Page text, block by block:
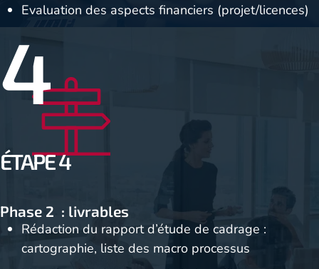
Evaluation des aspects financiers (projet/licences)
4
ÉTAPE 4
Phase 2 : livrables
Rédaction du rapport d’étude de cadrage :
cartographie, liste des macro processus